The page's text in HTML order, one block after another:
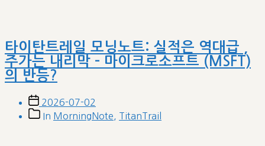
타이탄트레일 모닝노트: 실적은 역대급 ,
주가는 내리막 – 마이크로소프트 (MSFT)
의 반등?
Post
date
2026-07-02
PostIn MorningNote TitanTrail